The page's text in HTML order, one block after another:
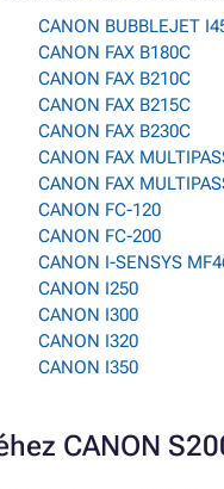
CANON BUBBLEJET
CANON FAX B180C
CANON FAX B210C
CANON FAX B215C
CANON FAX B230C
CANON FAX
CANON FAX
CANON FC-120
CANON FC-200
CANON I-SENSYS
CANON I250
CANON I300
CANON I320
CANON I350
CANON